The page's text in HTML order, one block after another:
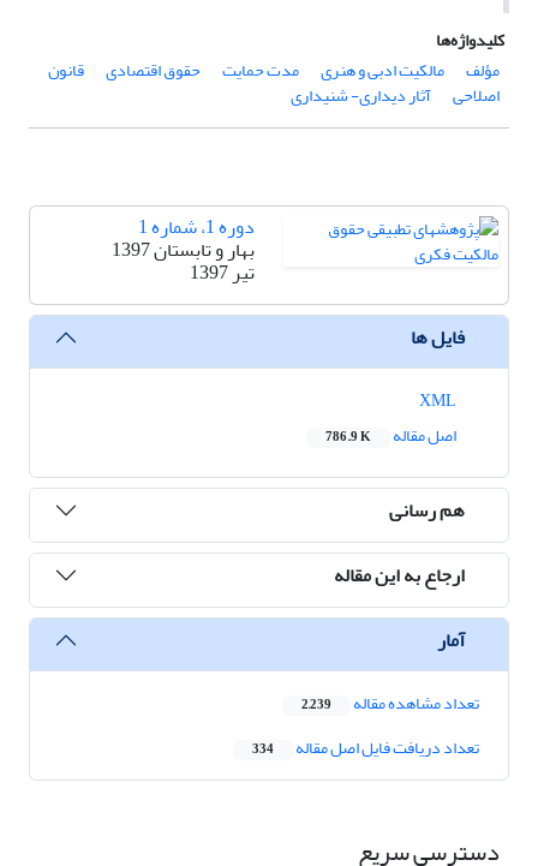
کلیدواژه‌ها
مؤلف
مالکیت ادبی و هنری مدت حمایت حقوق اقتصادی قانون
اصلاحی آثار دیداری- شنیداری
دوره 1، شماره 1
بهار و تابستان 1397
تیر 1397
فایل ها
اصل مقاله
786.9 K
هم رسانی
ارجاع به این مقاله
آمار
تعداد مشاهده مقاله 2,239
تعداد دریافت فایل اصل مقاله 334
دسترسی سریع